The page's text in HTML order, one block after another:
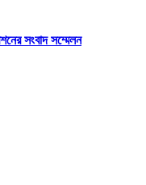
সংবাদ সম্মেলন